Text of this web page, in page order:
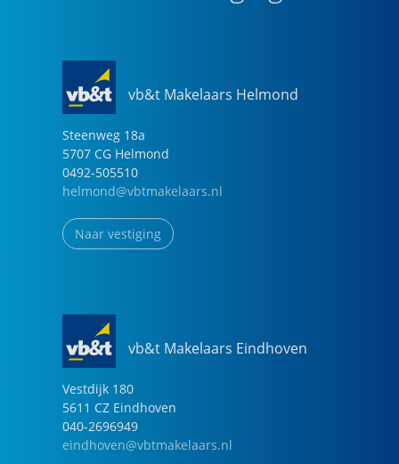
vb&t Makelaars Helmond
Steenweg 18a
5707 CG Helmond
0492-505510
helmond@vbtmakelaars.nl
Naar vestiging
vb&t Makelaars Eindhoven
Vestdijk 180
5611 CZ Eindhoven
040-2696949
eindhoven@vbtmakelaars.nl